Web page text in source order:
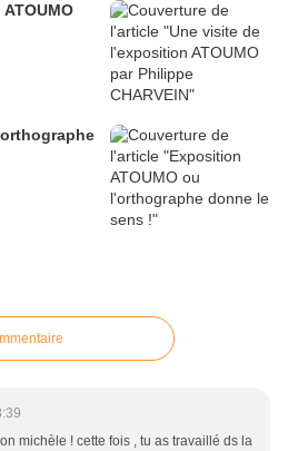
michèle ! cette fois , tu as travaillé ds la